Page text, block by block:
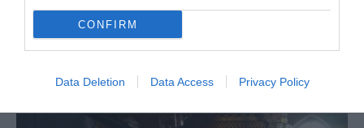
CONFIRM
Data Deletion Data Access Privacy Policy
Πανηγυρικός Εσπερινός Μεταμορφώσεως του
Σωτήρος στο Αρκαλοχώρι